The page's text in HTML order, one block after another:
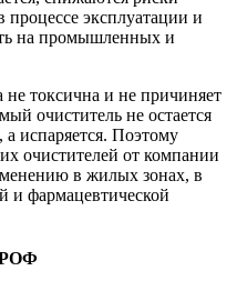
эксплуатации и
на промышленных и
не токсична и не причиняет
очиститель не остается
испаряется. Поэтому
очистителей от компании
в жилых зонах, в
и фармацевтической